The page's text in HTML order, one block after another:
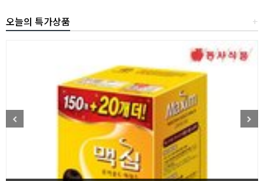
+
오늘의 특가상품